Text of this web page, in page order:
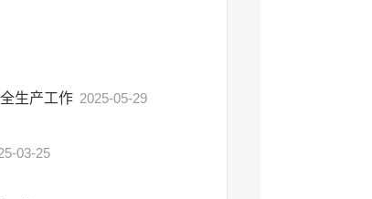
生产工作 2025-05-29
03-25